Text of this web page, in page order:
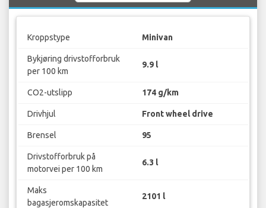
Kroppstype Minivan
Bykjøring drivstofforbruk
per 100 km
9.9 l
CO2-utslipp 174 g/km
Drivhjul Front wheel drive
Brensel 95
Drivstofforbruk på
motorvei per 100 km
6.3 l
Maks
bagasjeromskapasitet
2101 l